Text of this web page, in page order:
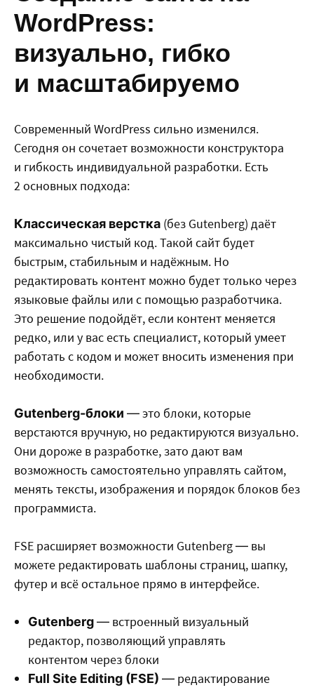
WordPress:
визуально, гибко
и масштабируемо
Современный WordPress сильно изменился.
Сегодня он сочетает возможности конструктора
и гибкость индивидуальной разработки. Есть
2 основных подхода:
Классическая верстка (без Gutenberg) даёт
максимально чистый код. Такой сайт будет
быстрым, стабильным и надёжным. Но
редактировать контент можно будет только через
языковые файлы или с помощью разработчика.
Это решение подойдёт, если контент меняется
редко, или у вас есть специалист, который умеет
работать с кодом и может вносить изменения при
необходимости.
Gutenberg-блоки — это блоки, которые
верстаются вручную, но редактируются визуально.
Они дороже в разработке, зато дают вам
возможность самостоятельно управлять сайтом,
менять тексты, изображения и порядок блоков без
программиста.
FSE расширяет возможности Gutenberg — вы
можете редактировать шаблоны страниц, шапку,
футер и всё остальное прямо в интерфейсе.
Gutenberg— встроенный визуальный
редактор, позволяющий управлять
контентом через блоки
Full Site Editing (FSE) — редактирование